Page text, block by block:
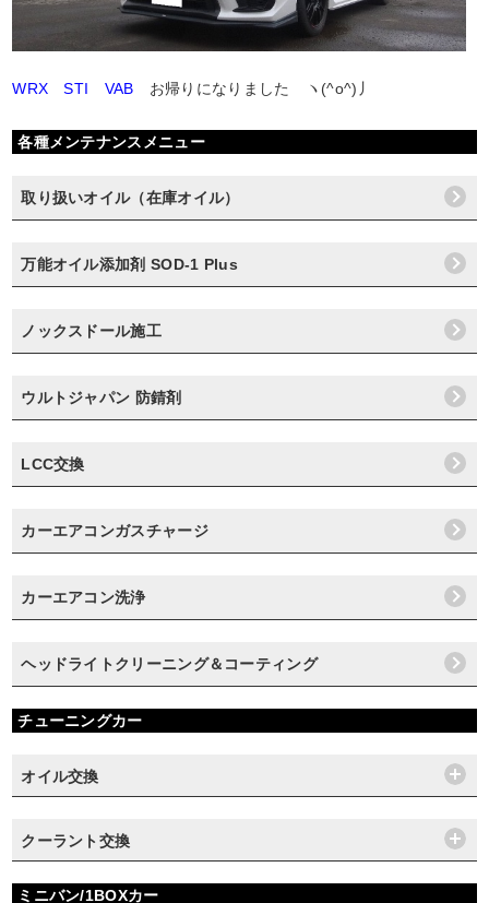
WRX STI VAB お帰りになりました ヽ(^o^)丿
各種メンテナンスメニュー
取り扱いオイル（在庫オイル）
万能オイル添加剤 SOD-1 Plus
ノックスドール施工
ウルトジャパン 防錆剤
LCC交換
カーエアコンガスチャージ
カーエアコン洗浄
ヘッドライトクリーニング＆コーティング
チューニングカー
オイル交換
クーラント交換
ミニバン/1BOXカー